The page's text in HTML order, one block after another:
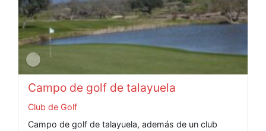
Campo de golf de talayuela
Club de Golf
Campo de golf de talayuela, además de un club